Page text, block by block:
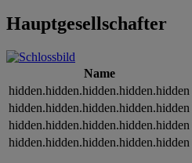
Hauptgesellschafter
Name
hidden.hidden.hidden.hidden.hidden
hidden.hidden.hidden.hidden.hidden
hidden.hidden.hidden.hidden.hidden
hidden.hidden.hidden.hidden.hidden